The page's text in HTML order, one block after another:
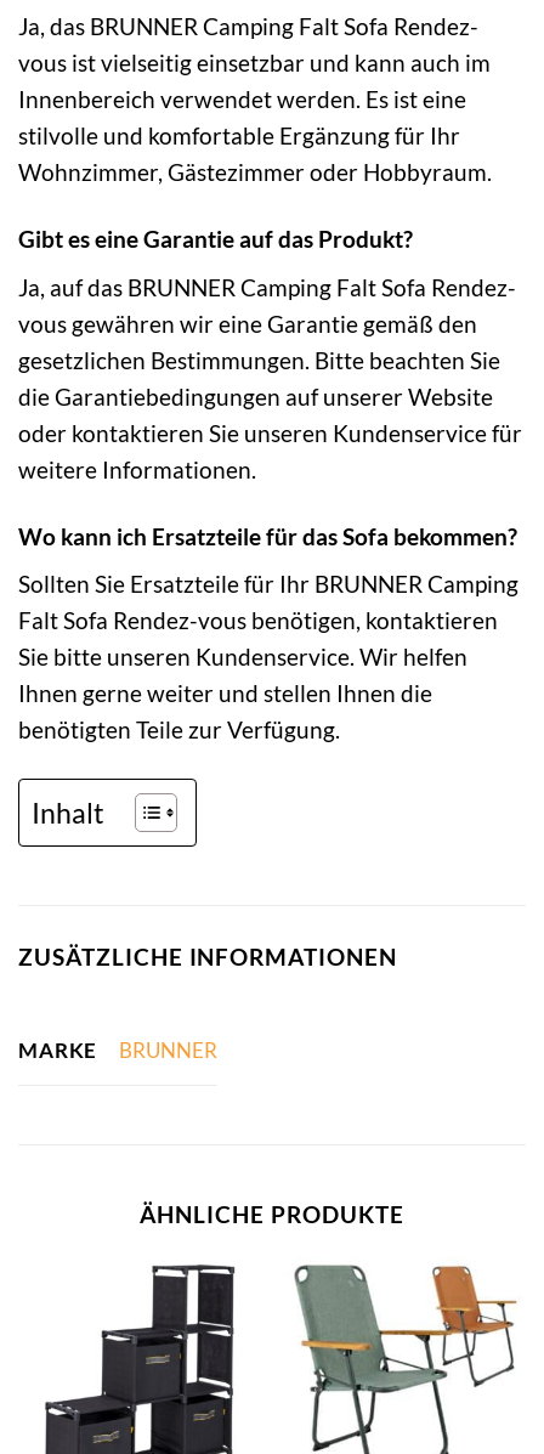
Ja, das BRUNNER Camping Falt Sofa Rendez-
vous ist vielseitig einsetzbar und kann auch im
Innenbereich verwendet werden. Es ist eine
stilvolle und komfortable Ergänzung für Ihr
Wohnzimmer, Gästezimmer oder Hobbyraum.
Gibt es eine Garantie auf das Produkt?
Ja, auf das BRUNNER Camping Falt Sofa Rendez-
vous gewähren wir eine Garantie gemäß den
gesetzlichen Bestimmungen. Bitte beachten Sie
die Garantiebedingungen auf unserer Website
oder kontaktieren Sie unseren Kundenservice für
weitere Informationen.
Wo kann ich Ersatzteile für das Sofa bekommen?
Sollten Sie Ersatzteile für Ihr BRUNNER Camping
Falt Sofa Rendez-vous benötigen, kontaktieren
Sie bitte unseren Kundenservice. Wir helfen
Ihnen gerne weiter und stellen Ihnen die
benötigten Teile zur Verfügung.
Inhalt
ZUSÄTZLICHE INFORMATIONEN
MARKE BRUNNER
ÄHNLICHE PRODUKTE